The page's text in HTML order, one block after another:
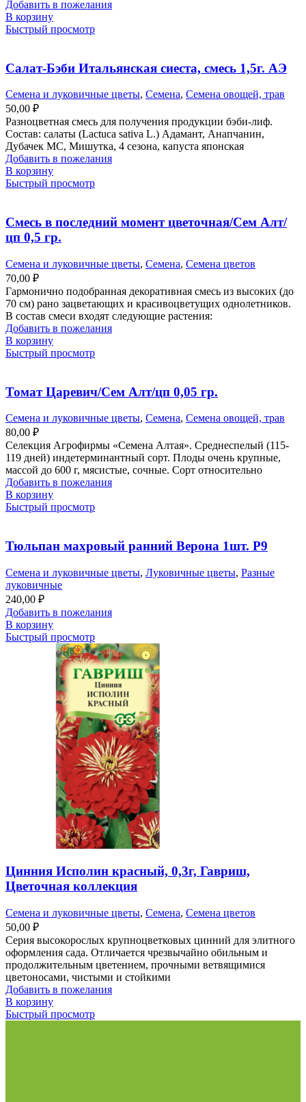
Добавить в пожелания
В корзину
Быстрый просмотр
Салат-Бэби Итальянская сиеста, смесь 1,5г. АЭ
Семена и луковичные цветы, Семена, Семена овощей, трав
50,00 ₽
Разноцветная смесь для получения продукции бэби-лиф.
Состав: салаты (Lactuca sativa L.) Адамант, Анапчанин,
Дубачек МС, Мишутка, 4 сезона, капуста японская
Добавить в пожелания
В корзину
Быстрый просмотр
Смесь в последний момент цветочная/Сем Алт/
цп 0,5 гр.
Семена и луковичные цветы, Семена, Семена цветов
70,00 ₽
Гармонично подобранная декоративная смесь из высоких (до
70 см) рано зацветающих и красивоцветущих однолетников.
В состав смеси входят следующие растения:
Добавить в пожелания
В корзину
Быстрый просмотр
Томат Царевич/Сем Алт/цп 0,05 гр.
Семена и луковичные цветы, Семена, Семена овощей, трав
80,00 ₽
Селекция Агрофирмы «Семена Алтая». Среднеспелый (115-
119 дней) индетерминантный сорт. Плоды очень крупные,
массой до 600 г, мясистые, сочные. Сорт относительно
Добавить в пожелания
В корзину
Быстрый просмотр
Тюльпан махровый ранний Верона 1шт. Р9
Семена и луковичные цветы, Луковичные цветы, Разные
луковичные
240,00 ₽
Добавить в пожелания
В корзину
Быстрый просмотр
Цинния Исполин красный, 0,3г, Гавриш,
Цветочная коллекция
Семена и луковичные цветы, Семена, Семена цветов
50,00 ₽
Серия высокорослых крупноцветковых цинний для элитного
оформления сада. Отличается чрезвычайно обильным и
продолжительным цветением, прочными ветвящимися
цветоносами, чистыми и стойкими
Добавить в пожелания
В корзину
Быстрый просмотр